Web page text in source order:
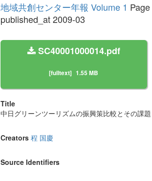
地域共創センター年報 Volume 1
published_at 2009-03
SC40001000014.pdf
[fulltext] 1.55 MB
Title
中日グリーンツーリズムの振興策比較とその課題
Creators 程 国慶
Source Identifiers